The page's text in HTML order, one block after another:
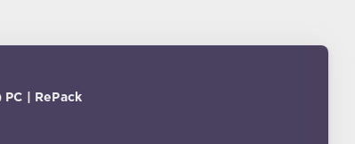
| RePack